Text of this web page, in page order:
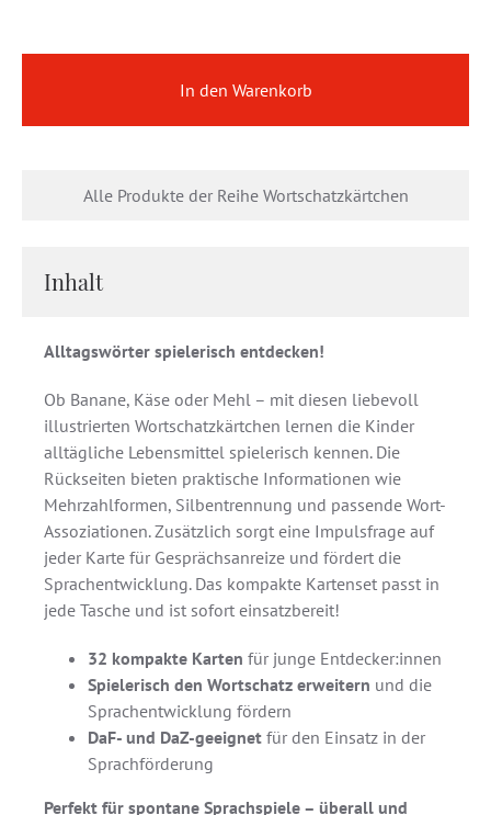
Alle Produkte der Reihe Wortschatzkärtchen
In den Warenkorb
Inhalt
Alltagswörter spielerisch entdecken!
Ob Banane, Käse oder Mehl – mit diesen liebevoll
illustrierten Wortschatzkärtchen lernen die Kinder
alltägliche Lebensmittel spielerisch kennen. Die
Rückseiten bieten praktische Informationen wie
Mehrzahlformen, Silbentrennung und passende Wort-
Assoziationen. Zusätzlich sorgt eine Impulsfrage auf
jeder Karte für Gesprächsanreize und fördert die
Sprachentwicklung. Das kompakte Kartenset passt in
jede Tasche und ist sofort einsatzbereit!
32 kompakte Karten für junge Entdecker:innen
Spielerisch den Wortschatz erweitern und die
Sprachentwicklung fördern
DaF- und DaZ-geeignet für den Einsatz in der
Sprachförderung
Perfekt für spontane Sprachspiele – überall und